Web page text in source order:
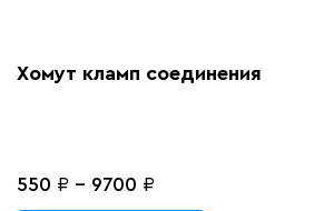
Хомут кламп соединения
550 ₽ - 9700 ₽